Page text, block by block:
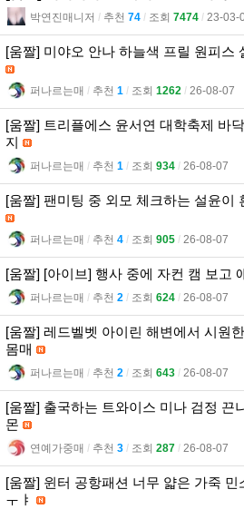
박연진매니저 l 추천 74 l 조회 7474 l 23-03-
[움짤] 미야오 안나 하늘색 프릴 원피스
퍼나르는매 l 추천 1 l 조회 1262 l 26-08-07
[움짤] 트리플에스 윤서연 대학축제 바
지
퍼나르는매 l 추천 1 l 조회 934 l 26-08-07
[움짤] 팬미팅 중 외모 체크하는 설윤이
퍼나르는매 l 추천 4 l 조회 905 l 26-08-07
[움짤] [아이브] 행사 중에 자컨 캠 보고
퍼나르는매 l 추천 2 l 조회 624 l 26-08-07
[움짤] 레드벨벳 아이린 해변에서 시원
몸매
퍼나르는매 l 추천 2 l 조회 643 l 26-08-07
[움짤] 출국하는 트와이스 미나 검정 끈
몬
연예가중매 l 추천 3 l 조회 287 l 26-08-07
[움짤] 윈터 공항패션 너무 얇은 가죽
ㅜㅑ